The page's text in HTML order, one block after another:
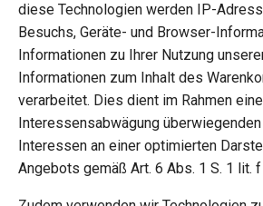
diese Technologien werden IP-
Besuchs, Geräte- und Browser-
Informationen zu Ihrer Nutzung
Informationen zum Inhalt des
verarbeitet. Dies dient im Rahmen
Interessensabwägung
Interessen an einer optimierten
Angebots gemäß Art. 6 Abs. 1 S. 1 lit. f